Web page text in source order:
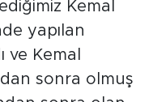
Kemal
yapılan
ve Kemal
sonra olmuş